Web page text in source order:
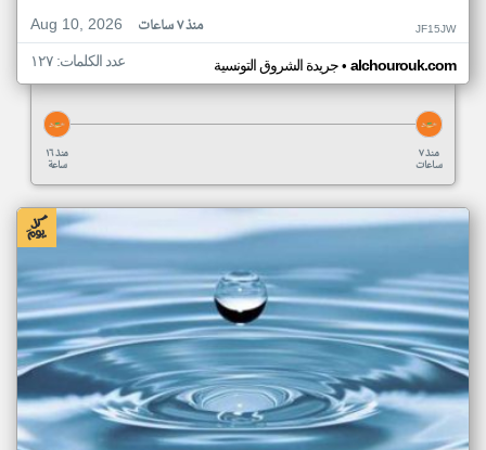
Aug 10, 2026
منذ ٧ ساعات JF15JW
جريدة الشروق التونسية• alchourouk.com عدد الكلمات: ١٢٧
منذ ١٦
ساعة
منذ ٧
ساعات